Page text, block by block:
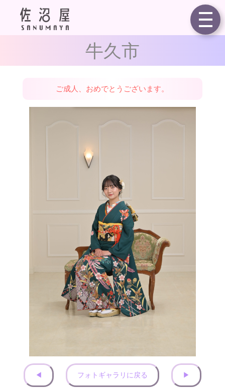
祝令和6年度ご成人 ／
牛久市
ご成人、おめでとうございます。
◀︎ フォトギャラリに戻る ▶︎